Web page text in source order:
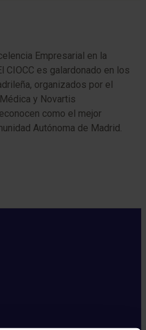
Empresarial en la
CIOCC es galardonado en los
organizados por el
y Novartis
como el mejor
Autónoma de Madrid.